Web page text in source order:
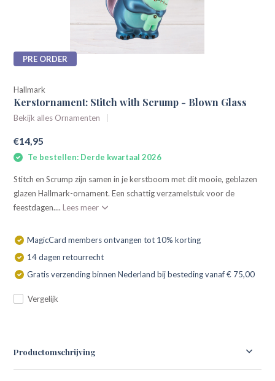
PRE ORDER
Hallmark
Kerstornament: Stitch with Scrump - Blown Glass
Bekijk alles Ornamenten
€14,95
Te bestellen: Derde kwartaal 2026
Stitch en Scrump zijn samen in je kerstboom met dit mooie, geblazen
glazen Hallmark-ornament. Een schattig verzamelstuk voor de
feestdagen.... Lees meer
MagicCard members ontvangen tot 10% korting
14 dagen retourrecht
Gratis verzending binnen Nederland bij besteding vanaf € 75,00
Vergelijk
Productomschrijving